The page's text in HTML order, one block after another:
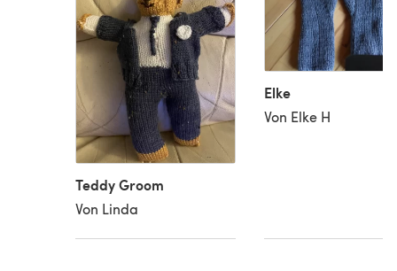
Teddy Groom
Von Linda
Elke
Von Elke H